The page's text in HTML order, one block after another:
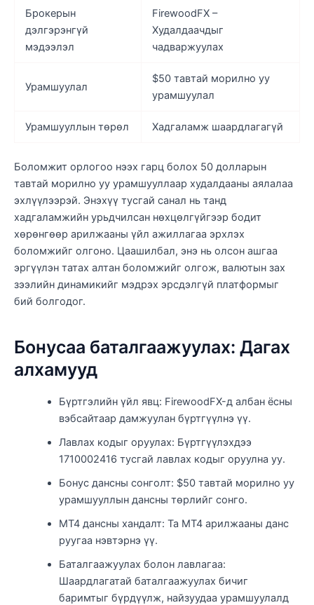
Брокерын
дэлгэрэнгүй
мэдээлэл
FirewoodFX –
Худалдаачдыг
чадваржуулах
Урамшуулал
$50 тавтай морилно уу
урамшуулал
Урамшууллын төрөл Хадгаламж шаардлагагүй
Боломжит орлогоо нээх гарц болох 50 долларын
тавтай морилно уу урамшууллаар худалдааны аялалаа
эхлүүлээрэй. Энэхүү тусгай санал нь танд
хадгаламжийн урьдчилсан нөхцөлгүйгээр бодит
хөрөнгөөр ​​арилжааны үйл ажиллагаа эрхлэх
боломжийг олгоно. Цаашилбал, энэ нь олсон ашгаа
эргүүлэн татах алтан боломжийг олгож, валютын зах
зээлийн динамикийг мэдрэх эрсдэлгүй платформыг
бий болгодог.
Бонусаа баталгаажуулах: Дагах
алхамууд
Бүртгэлийн үйл явц: FirewoodFX-д албан ёсны
вэбсайтаар дамжуулан бүртгүүлнэ үү.
Лавлах кодыг оруулах: Бүртгүүлэхдээ
1710002416 тусгай лавлах кодыг оруулна уу.
Бонус дансны сонголт: $50 тавтай морилно уу
урамшууллын дансны төрлийг сонго.
MT4 дансны хандалт: Та MT4 арилжааны данс
руугаа нэвтэрнэ үү.
Баталгаажуулах болон лавлагаа:
Шаардлагатай баталгаажуулах бичиг
баримтыг бүрдүүлж, найзуудаа урамшуулалд